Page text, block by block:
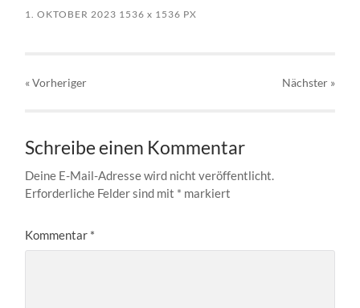
1. OKTOBER 2023 1536x 1536 PX
« Vorheriger Nächster »
Schreibe einen Kommentar
Deine E-Mail-Adresse wird nicht veröffentlicht.
Erforderliche Felder sind mit * markiert
Kommentar *